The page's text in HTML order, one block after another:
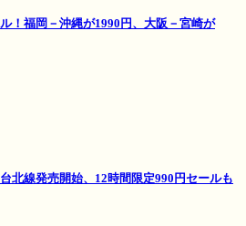
！福岡－沖縄が1990円、大阪－宮崎が
北線発売開始、12時間限定990円セールも